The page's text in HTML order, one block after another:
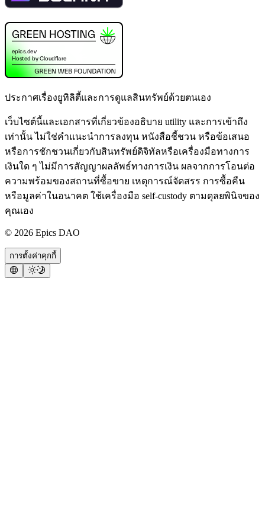
ประกาศเรื่องยูทิลิตี้และการดูแลสินทรัพย์ด้วยตนเอง
เว็บไซต์นี้และเอกสารที่เกี่ยวข้องอธิบาย utility และการเข้าถึง
เท่านั้น ไม่ใช่คำแนะนำการลงทุน หนังสือชี้ชวน หรือข้อเสนอ
หรือการชักชวนเกี่ยวกับสินทรัพย์ดิจิทัลหรือเครื่องมือทางการ
เงินใด ๆ ไม่มีการสัญญาผลลัพธ์ทางการเงิน ผลจากการโอนต่อ
ความพร้อมของสถานที่ซื้อขาย เหตุการณ์จัดสรร การซื้อคืน
หรือมูลค่าในอนาคต ใช้เครื่องมือ self-custody ตามดุลยพินิจของ
คุณเอง
© 2026 Epics DAO
การตั้งค่าคุกกี้